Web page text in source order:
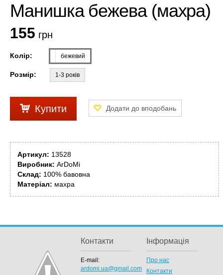
Манишка бежева (махра)
155 грн
Колір: бежевий
Розмір: 1-3 років
Купити
Артикул: 13528
Виробник: ArDoMi
Склад: 100% бавовна
Матеріал: махра
Контакти
E-mail:
ardomi.ua@gmail.com
Інформація
Про нас
Контакти